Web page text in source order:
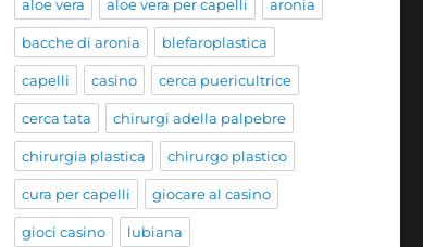
aloe vera aloe vera per capelli aronia
bacche di aronia blefaroplastica
capelli casino cerca puericultrice
cerca tata chirurgi adella palpebre
chirurgia plastica chirurgo plastico
cura per capelli giocare al casino
gioci casino lubiana